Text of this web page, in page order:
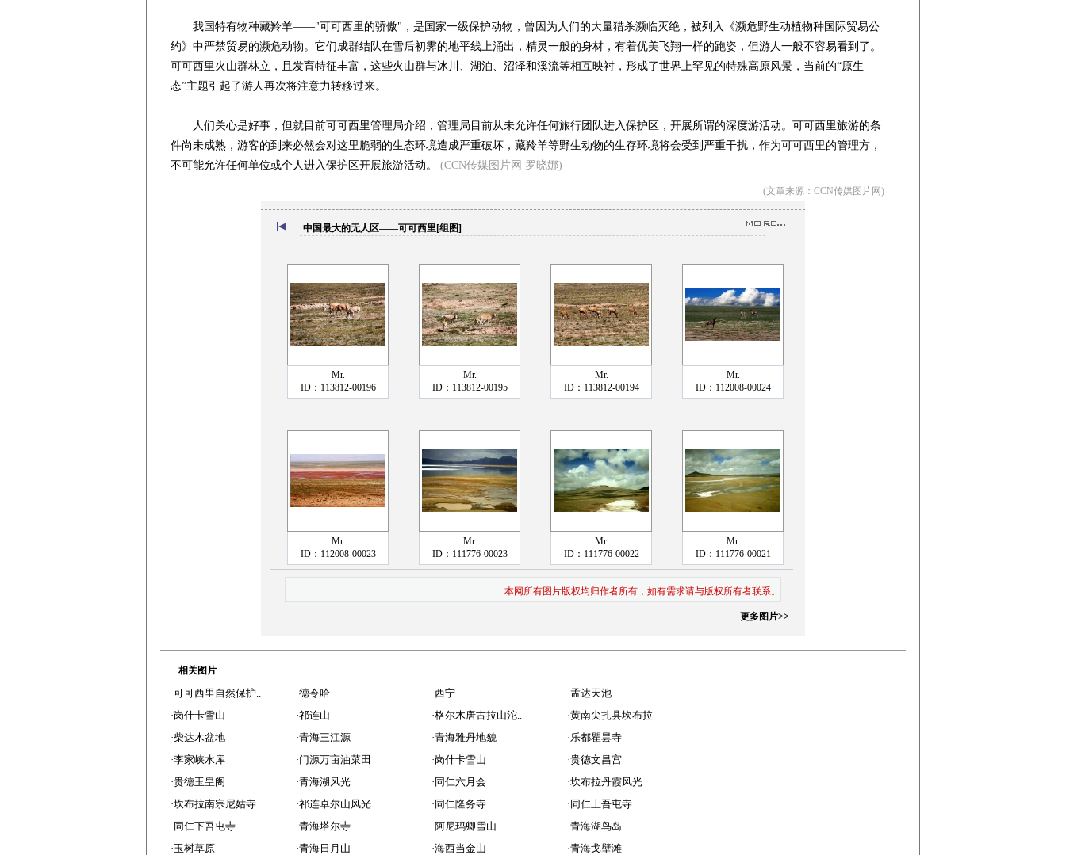
我国特有物种藏羚羊——"可可西里的骄傲"，是国家一级保护动物，曾因为人们的大量猎杀濒临灭绝，被列入《濒危野生动植物种国际贸易公
约》中严禁贸易的濒危动物。它们成群结队在雪后初霁的地平线上涌出，精灵一般的身材，有着优美飞翔一样的跑姿，但游人一般不容易看到了。
可可西里火山群林立，且发育特征丰富，这些火山群与冰川、湖泊、沼泽和溪流等相互映衬，形成了世界上罕见的特殊高原风景，当前的“原生
态”主题引起了游人再次将注意力转移过来。
人们关心是好事，但就目前可可西里管理局介绍，管理局目前从未允许任何旅行团队进入保护区，开展所谓的深度游活动。可可西里旅游的条
件尚未成熟，游客的到来必然会对这里脆弱的生态环境造成严重破坏，藏羚羊等野生动物的生存环境将会受到严重干扰，作为可可西里的管理方，
不可能允许任何单位或个人进入保护区开展旅游活动。
(CCN传媒图片网 罗晓娜)
(文章来源：CCN传媒图片网)
中国最大的无人区——可可西里[组图]
Mr.
ID：113812-00196
Mr.
ID：113812-00195
Mr.
ID：113812-00194
Mr.
ID：112008-00024
Mr.
ID：112008-00023
Mr.
ID：111776-00023
Mr.
ID：111776-00022
Mr.
ID：111776-00021
本网所有图片版权均归作者所有，如有需求请与版权所有者联系。
更多图片>>
相关图片
·可可西里自然保护..
·岗什卡雪山
·柴达木盆地
·李家峡水库
·贵德玉皇阁
·坎布拉南宗尼姑寺
· 同仁下吾屯寺
·玉树草原
·德令哈
·祁连山
·青海三江源
·门源万亩油菜田
·青海湖风光
·祁连卓尔山风光
·青海塔尔寺
·青海日月山
·西宁
·格尔木唐古拉山沱..
·青海雅丹地貌
·岗什卡雪山
· 同仁六月会
· 同仁隆务寺
·阿尼玛卿雪山
·海西当金山
·孟达天池
·黄南尖扎县坎布拉
·乐都瞿昙寺
·贵德文昌宫
·坎布拉丹霞风光
· 同仁上吾屯寺
·青海湖鸟岛
·青海戈壁滩